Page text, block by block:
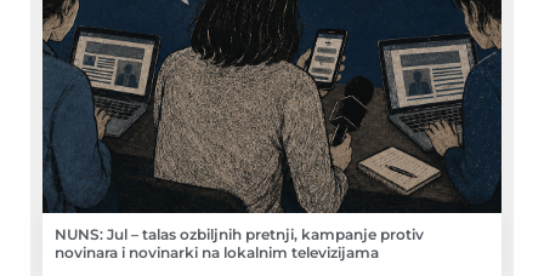
NUNS: Jul – talas ozbiljnih pretnji, kampanje protiv
novinara i novinarki na lokalnim televizijama